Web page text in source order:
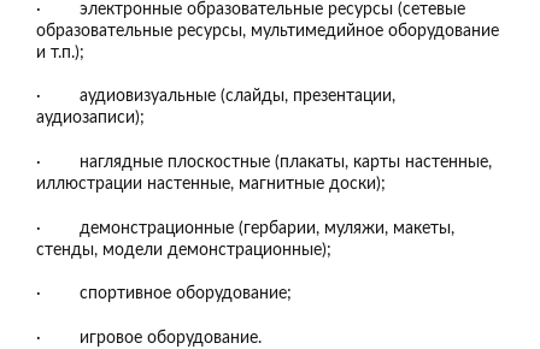
· электронные образовательные ресурсы (сетевые
образовательные ресурсы, мультимедийное оборудование
и т.п.);
· аудиовизуальные (слайды, презентации,
аудиозаписи);
· наглядные плоскостные (плакаты, карты настенные,
иллюстрации настенные, магнитные доски);
· демонстрационные (гербарии, муляжи, макеты,
стенды, модели демонстрационные);
· спортивное оборудование;
· игровое оборудование.